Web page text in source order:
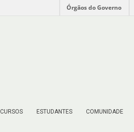
Órgãos do Governo
CURSOS ESTUDANTES COMUNIDADE